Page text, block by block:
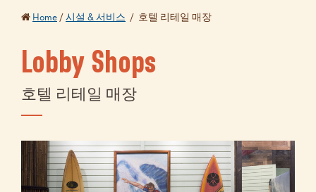
Home /시설 & 서비스 / 호텔 리테일 매장
Lobby Shops
호텔 리테일 매장